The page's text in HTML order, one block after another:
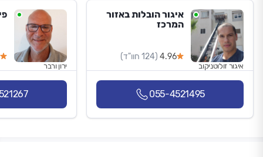
איגור הובלות באזור
המרכז
4.96 (124 חוו"ד)
איגור זולוטניקוב
055-4521495
ירון ורבר